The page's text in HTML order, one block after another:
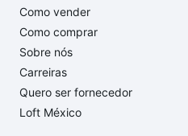
Como vender
Como comprar
Sobre nós
Carreiras
Quero ser fornecedor
Loft México